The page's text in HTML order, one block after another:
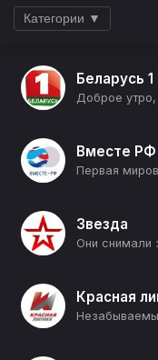
Категории ▼
Беларусь 1
Доброе утро,
Вместе РФ
Первая
Звезда
Они снимали
Красная